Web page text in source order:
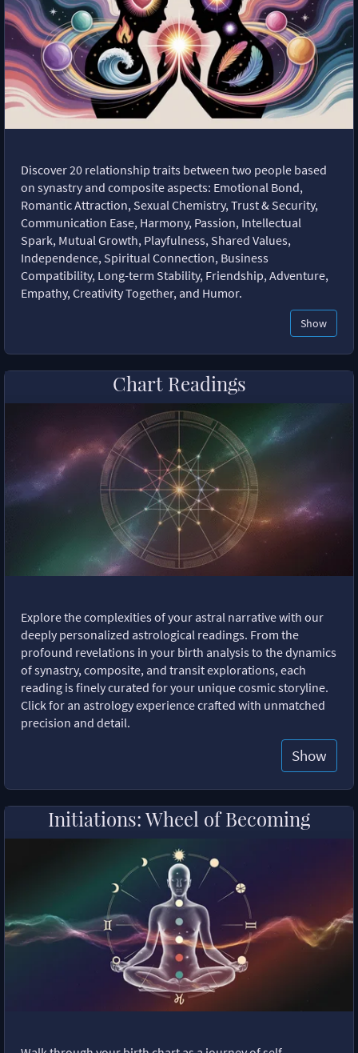
Discover 20 relationship traits between two people based
on synastry and composite aspects: Emotional Bond,
Romantic Attraction, Sexual Chemistry, Trust & Security,
Communication Ease, Harmony, Passion, Intellectual
Spark, Mutual Growth, Playfulness, Shared Values,
Independence, Spiritual Connection, Business
Compatibility, Long-term Stability, Friendship, Adventure,
Empathy, Creativity Together, and Humor.
Show
Chart Readings
Explore the complexities of your astral narrative with our
deeply personalized astrological readings. From the
profound revelations in your birth analysis to the dynamics
of synastry, composite, and transit explorations, each
reading is finely curated for your unique cosmic storyline.
Click for an astrology experience crafted with unmatched
precision and detail.
Show
Initiations: Wheel of Becoming